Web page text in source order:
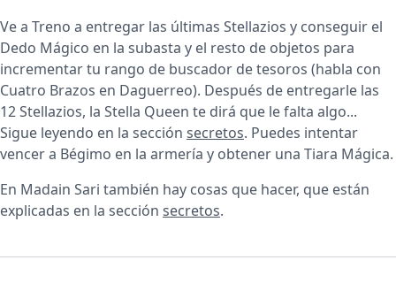
Ve a Treno a entregar las últimas Stellazios y conseguir el
Dedo Mágico en la subasta y el resto de objetos para
incrementar tu rango de buscador de tesoros (habla con
Cuatro Brazos en Daguerreo). Después de entregarle las
12 Stellazios, la Stella Queen te dirá que le falta algo...
Sigue leyendo en la sección secretos. Puedes intentar
vencer a Bégimo en la armería y obtener una Tiara Mágica.
En Madain Sari también hay cosas que hacer, que están
explicadas en la sección secretos.